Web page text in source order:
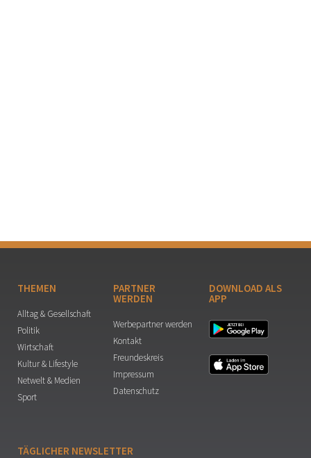
THEMEN
Alltag & Gesellschaft
Politik
Wirtschaft
Kultur & Lifestyle
Netwelt & Medien
Sport
PARTNER
WERDEN
Werbepartner werden
Kontakt
Freundeskreis
Impressum
Datenschutz
DOWNLOAD ALS
APP
TÄGLICHER NEWSLETTER